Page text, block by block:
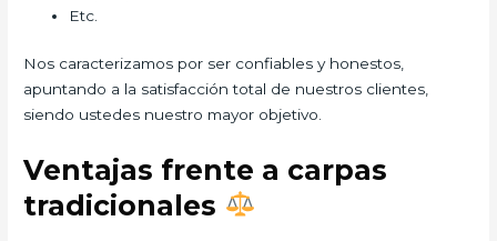
Etc.
Nos caracterizamos por ser confiables y honestos,
apuntando a la satisfacción total de nuestros clientes,
siendo ustedes nuestro mayor objetivo.
Ventajas frente a carpas
tradicionales